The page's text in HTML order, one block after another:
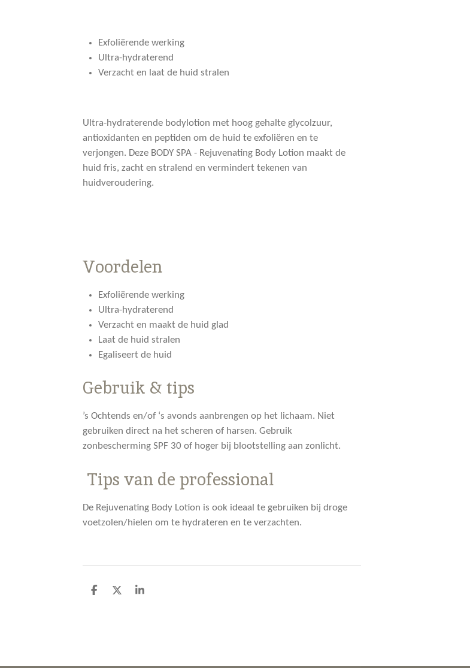
Exfoliërende werking
Ultra-hydraterend
Verzacht en laat de huid stralen
Ultra-hydraterende bodylotion met hoog gehalte glycolzuur,
antioxidanten en peptiden om de huid te exfoliëren en te
verjongen. Deze BODY SPA - Rejuvenating Body Lotion maakt de
huid fris, zacht en stralend en vermindert tekenen van
huidveroudering.
Voordelen
Exfoliërende werking
Ultra-hydraterend
Verzacht en maakt de huid glad
Laat de huid stralen
Egaliseert de huid
Gebruik & tips
’s Ochtends en/of ‘s avonds aanbrengen op het lichaam. Niet
gebruiken direct na het scheren of harsen. Gebruik
zonbescherming SPF 30 of hoger bij blootstelling aan zonlicht.
Tips van de professional
De Rejuvenating Body Lotion is ook ideaal te gebruiken bij droge
voetzolen/hielen om te hydrateren en te verzachten.
D
D
S